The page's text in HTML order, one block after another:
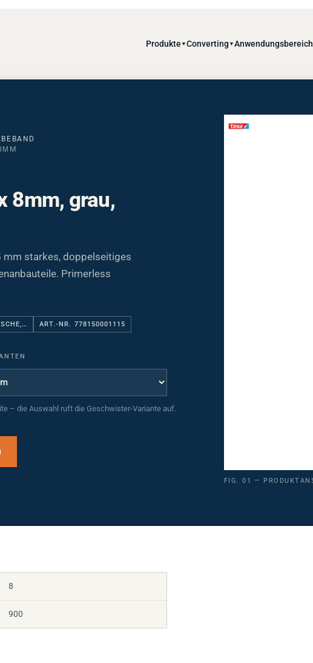
8mm, grau,
starkes, doppelseitiges
Primerless
ART.-NR. 778150001115
– die Auswahl ruft die Geschwister-Variante auf.
8
900